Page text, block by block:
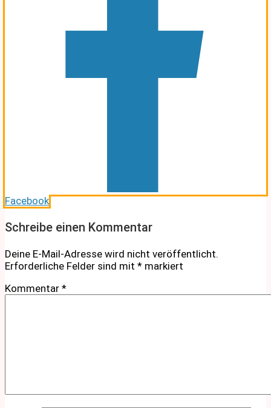
Facebook
Schreibe einen Kommentar
Deine E-Mail-Adresse wird nicht veröffentlicht.
Erforderliche Felder sind mit * markiert
Kommentar *